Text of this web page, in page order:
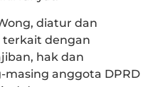
diatur dan
dengan
hak dan
anggota DPRD